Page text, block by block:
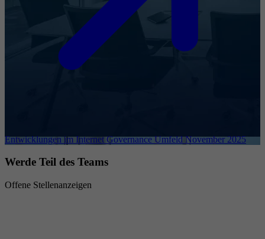
Entwicklungen im Internet Governance Umfeld November 2025
Werde Teil des Teams
Offene Stellenanzeigen